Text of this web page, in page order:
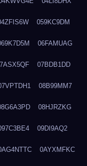
059KC9DM
06FAMUAG
07BDB1DD
08B99MM7
08HJRZKG
09DI9AQ2
0AYXMFKC